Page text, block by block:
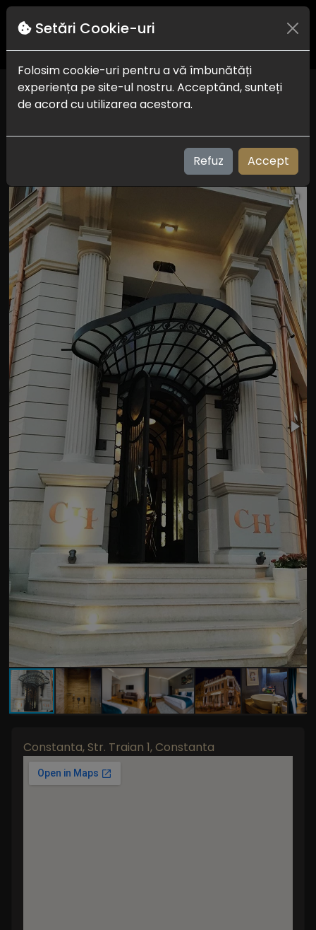
Hotel Casa Hrisicos
Plaja: 400 m
14:00 la 19:00 - 08:00 la 11:00
Constanta, Str. Traian 1, Constanta
Setări Cookie-uri
Folosim cookie-uri pentru a vă îmbunătăți
experiența pe site-ul nostru. Acceptând, sunteți
de acord cu utilizarea acestora.
Refuz Accept